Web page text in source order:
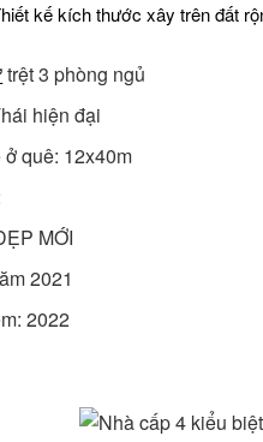
kế kích thước xây trên đất
trệt 3 phòng ngủ
hiện đại
quê: 12x40m
MỚI
2021
2022